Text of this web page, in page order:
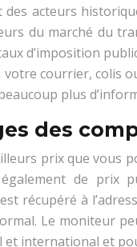
acteurs
du marché du
d’imposition
courrier, colis
plus
des
prix que
de prix
récupéré à
Le moniteur
international et